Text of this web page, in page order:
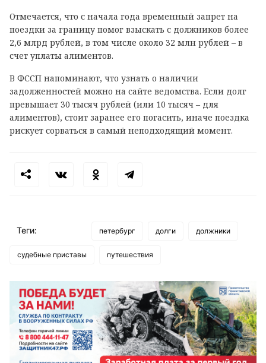
Отмечается, что с начала года временный запрет на
поездки за границу помог взыскать с должников более
2,6 млрд рублей, в том числе около 32 млн рублей – в
счет уплаты алиментов.
В ФССП напоминают, что узнать о наличии
задолженностей можно на сайте ведомства. Если долг
превышает 30 тысяч рублей (или 10 тысяч – для
алиментов), стоит заранее его погасить, иначе поездка
рискует сорваться в самый неподходящий момент.
Теги: петербург долги должники
судебные приставы путешествия